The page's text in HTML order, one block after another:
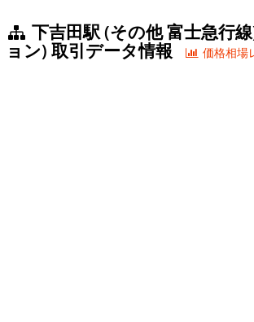
下吉田駅 (その他 富士急行
ョン) 取引データ情報
価格相場